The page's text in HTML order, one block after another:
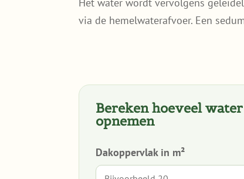
Het water wordt vervolgens
via de hemelwaterafvoer. Een
Bereken hoeveel
opnemen
Dakoppervlak in m²